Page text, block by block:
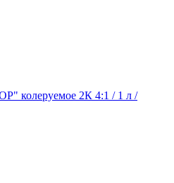
колеруемое 2К 4:1 / 1 л /